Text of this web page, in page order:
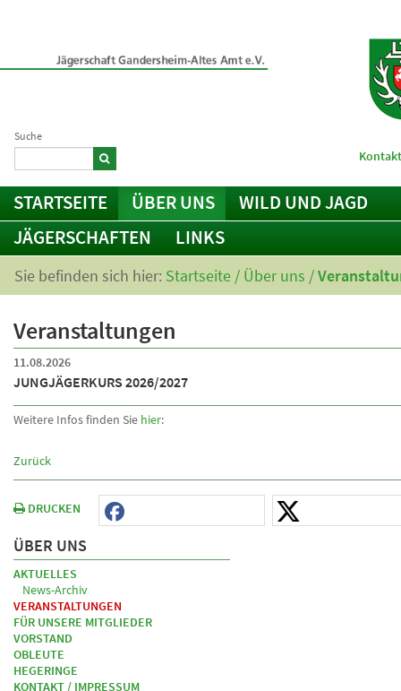
Suche
STARTSEITE ÜBER UNS
WILD UND JAGD
JÄGERSCHAFTEN
LINKS
Sie befinden sich hier: Startseite / Über uns /
Veranstaltungen
11.08.2026
JUNGJÄGERKURS 2026/2027
Weitere Infos finden Sie hier:
Zurück
DRUCKEN
ÜBER UNS
AKTUELLES
News-Archiv
VERANSTALTUNGEN
FÜR UNSERE MITGLIEDER
VORSTAND
OBLEUTE
HEGERINGE
KONTAKT / IMPRESSUM